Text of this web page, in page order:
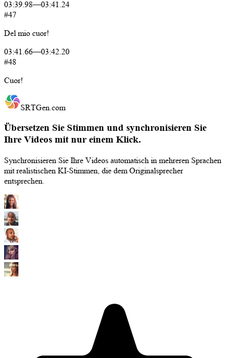
03:39.98—03:41.24
#47
Del mio cuor!
03:41.66—03:42.20
#48
Cuor!
SRTGen .com
Übersetzen Sie Stimmen und synchronisieren Sie
Ihre Videos mit nur einem Klick.
Synchronisieren Sie Ihre Videos automatisch in mehreren Sprachen
mit realistischen KI-Stimmen, die dem Originalsprecher
entsprechen.